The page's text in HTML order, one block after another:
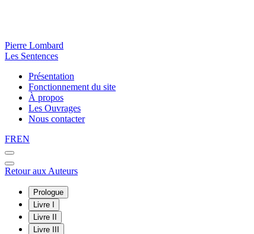
Pierre Lombard
Les Sentences
Présentation
Fonctionnement du site
À propos
Les Ouvrages
Nous contacter
FREN
Retour aux Auteurs
Prologue
Livre I
Livre II
Livre III